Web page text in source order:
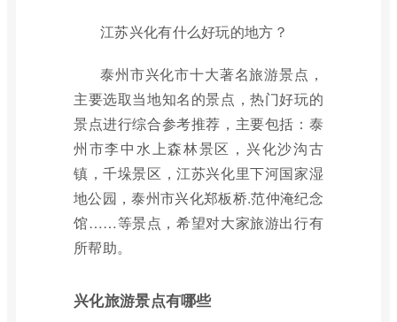
江苏兴化有什么好玩的地方？
泰州市兴化市十大著名旅游景点，
主要选取当地知名的景点，热门好玩的
景点进行综合参考推荐，主要包括：泰
州市李中水上森林景区，兴化沙沟古
镇，千垛景区，江苏兴化里下河国家湿
地公园，泰州市兴化郑板桥.范仲淹纪念
馆……等景点，希望对大家旅游出行有
所帮助。
兴化旅游景点有哪些